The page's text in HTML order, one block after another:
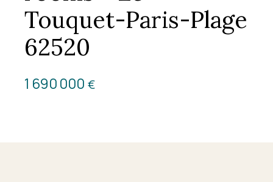
Touquet-Paris-Plage
62520
1 690 000 €